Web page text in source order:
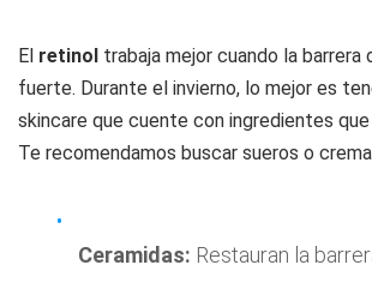
El retinol trabaja mejor cuando la barrera
fuerte. Durante el invierno, lo mejor es
skincare que cuente con ingredientes
Te recomendamos buscar sueros o
Ceramidas: Restauran la